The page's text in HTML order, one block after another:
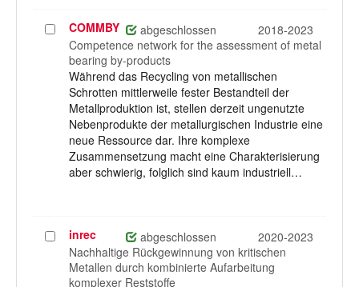
Projekt
auswählen
COMMBY abgeschlossen
2018-2023
Competence network for the assessment of metal
bearing by-products
Während das Recycling von metallischen
Schrotten mittlerweile fester Bestandteil der
Metallproduktion ist, stellen derzeit ungenutzte
Nebenprodukte der metallurgischen Industrie eine
neue Ressource dar. Ihre komplexe
Zusammensetzung macht eine Charakterisierung
aber schwierig, folglich sind kaum industriell…
Projekt
auswählen
inrec abgeschlossen
2020-2023
Nachhaltige Rückgewinnung von kritischen
Metallen durch kombinierte Aufarbeitung
komplexer Reststoffe